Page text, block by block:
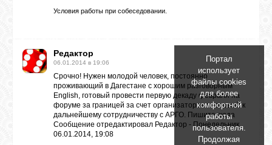
ГОСТЕВАЯ
Условия работы при собеседовании.
Редактор
06.01.2014 в 19:06
Срочно! Нужен молодой человек, постоянно
проживающий в ‪Дагестан‬е с хорошим разговорным
‪‎English‬, готовый провести первую декаду февраля на
форуме за границей за счет организаторов и готовый к
дальнейшему сотрудничеству с ‪АРГО‬. Пишите сюда
Сообщение отредактировал Редактор - Понедельник,
06.01.2014, 19:08
Портал
использует
файлы cookies
для более
комфортной
работы
пользователя.
Продолжая